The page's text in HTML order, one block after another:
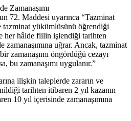
Zamanaşımı
72. Maddesi uyarınca “Tazminat
tazminat yükümlüsünü öğrendiği
her hâlde fiilin işlendiği tarihten
zamanaşımına uğrar. Ancak, tazminat
zamanaşımı öngördüğü cezayı
bu zamanaşımı uygulanır.”
ilişkin taleplerde zararın ve
tarihten itibaren 2 yıl kazanın
10 yıl içerisinde zamanaşımına